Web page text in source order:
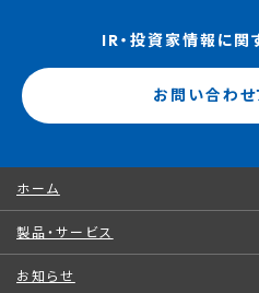
IR・投資家情報に
お問い合わせ
ホーム
製品・サービス
お知らせ